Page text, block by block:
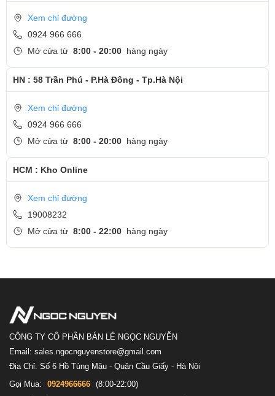
Cải thiện độ mượt trên trò chơi của bạn
Alienware được trang bị màn hình với tần số quét lên đến 360Hz
độ trung thực màu sắc cao. Kết hợp cùng với card đồ họa rời đến
từ NVIDIA, trò chơi của bạn chân thật như bạn đang trực tiếp gia
chuyển động trong game của mình.
Bàn phím Cherry tuyệt vời
Bàn phím trên Dell Alienware được trang bị Cherry Keyboard, mang
lại trải nghiệm gõ phím tuyệt hảo. Những phím có độ nhạy cao và
phản hồi chính xác giúp bạn thao tác nhanh chóng và chính xác
Xem chỉ đường
0924 966 666
Mở cửa từ 8:00 - 20:00 hàng ngày
HN : 58 Trần Phú - P.Hà Đông - Tp.Hà Nội
Xem chỉ đường
0924 966 666
Mở cửa từ 8:00 - 20:00 hàng ngày
HCM : Kho Online
Xem chỉ đường
19008232
Mở cửa từ 8:00 - 22:00 hàng ngày
CÔNG TY CỔ PHẦN BÁN LẺ NGỌC NGUYỄN
Email: sales.ngocnguyenstore@gmail.com
Địa Chỉ: Số 6 Hồ Tùng Mậu - Quận Cầu Giấy - Hà Nội
Gọi Mua:
0924966666 (8:00-22:00)